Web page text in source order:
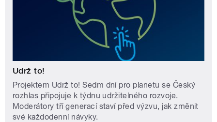
Udrž to!
Projektem Udrž to! Sedm dní pro planetu se Český
rozhlas připojuje k týdnu udržitelného rozvoje.
Moderátory tří generací staví před výzvu, jak změnit
své každodenní návyky.